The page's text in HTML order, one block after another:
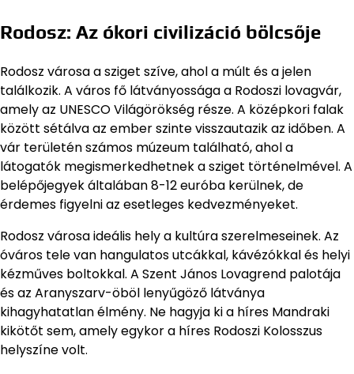
Rodosz: Az ókori civilizáció bölcsője
Rodosz városa a sziget szíve, ahol a múlt és a jelen
találkozik. A város fő látványossága a Rodoszi lovagvár,
amely az UNESCO Világörökség része. A középkori falak
között sétálva az ember szinte visszautazik az időben. A
vár területén számos múzeum található, ahol a
látogatók megismerkedhetnek a sziget történelmével. A
belépőjegyek általában 8-12 euróba kerülnek, de
érdemes figyelni az esetleges kedvezményeket.
Rodosz városa ideális hely a kultúra szerelmeseinek. Az
óváros tele van hangulatos utcákkal, kávézókkal és helyi
kézműves boltokkal. A Szent János Lovagrend palotája
és az Aranyszarv-öböl lenyűgöző látványa
kihagyhatatlan élmény. Ne hagyja ki a híres Mandraki
kikötőt sem, amely egykor a híres Rodoszi Kolosszus
helyszíne volt.